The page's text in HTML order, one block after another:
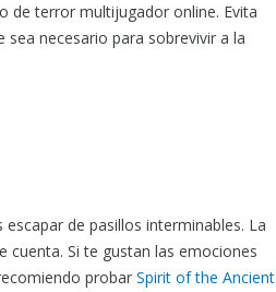
de terror multijugador online. Evita
necesario para sobrevivir a la
de pasillos interminables. La
cuenta. Si te gustan las emociones
probar Spirit of the Ancient